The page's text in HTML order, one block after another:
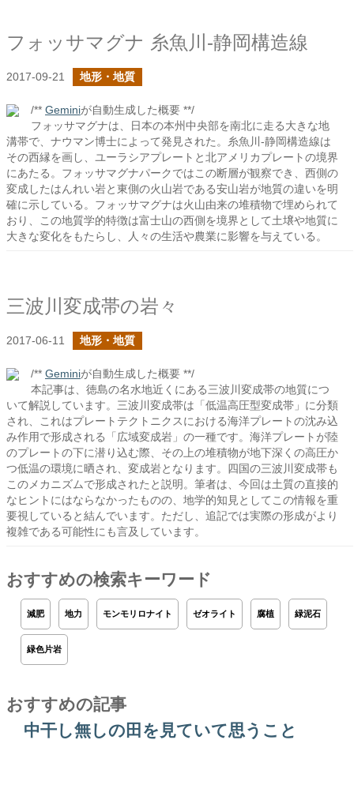
フォッサマグナ 糸魚川-静岡構造線
2017-09-21 地形・地質
/** Geminiが自動生成した概要 **/
フォッサマグナは、日本の本州中央部を南北に走る大きな地
溝帯で、ナウマン博士によって発見された。糸魚川-静岡構造線は
その西縁を画し、ユーラシアプレートと北アメリカプレートの境界
にあたる。フォッサマグナパークではこの断層が観察でき、西側の
変成したはんれい岩と東側の火山岩である安山岩が地質の違いを明
確に示している。フォッサマグナは火山由来の堆積物で埋められて
おり、この地質学的特徴は富士山の西側を境界として土壌や地質に
大きな変化をもたらし、人々の生活や農業に影響を与えている。
三波川変成帯の岩々
2017-06-11 地形・地質
/** Geminiが自動生成した概要 **/
本記事は、徳島の名水地近くにある三波川変成帯の地質につ
いて解説しています。三波川変成帯は「低温高圧型変成帯」に分類
され、これはプレートテクトニクスにおける海洋プレートの沈み込
み作用で形成される「広域変成岩」の一種です。海洋プレートが陸
のプレートの下に潜り込む際、その上の堆積物が地下深くの高圧か
つ低温の環境に晒され、変成岩となります。四国の三波川変成帯も
このメカニズムで形成されたと説明。筆者は、今回は土質の直接的
なヒントにはならなかったものの、地学的知見としてこの情報を重
要視していると結んでいます。ただし、追記では実際の形成がより
複雑である可能性にも言及しています。
おすすめの検索キーワード
減肥 地力 モンモリロナイト ゼオライト 腐植 緑泥石
緑色片岩
おすすめの記事
中干し無しの田を見ていて思うこと